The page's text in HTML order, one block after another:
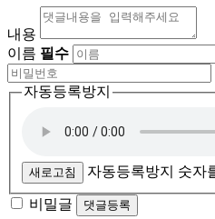
내용
이름 필수
자동등록방지
새로고침 자동등록방지 숫자
비밀글 댓글등록